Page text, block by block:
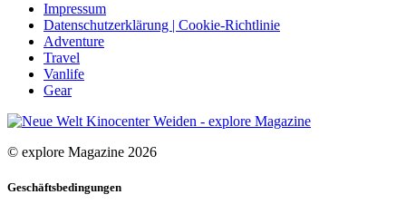
Impressum
Datenschutzerklärung | Cookie-Richtlinie
Adventure
Travel
Vanlife
Gear
© explore Magazine 2026
Geschäftsbedingungen